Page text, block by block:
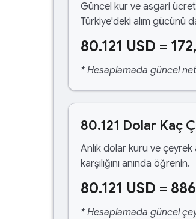
Güncel kur ve asgari
Türkiye'deki alım gücünü
80.121 USD =
* Hesaplamada güncel net
80.121 Dolar Kaç
Anlık dolar kuru ve çeyrek
karşılığını anında öğrenin.
80.121 USD =
* Hesaplamada güncel